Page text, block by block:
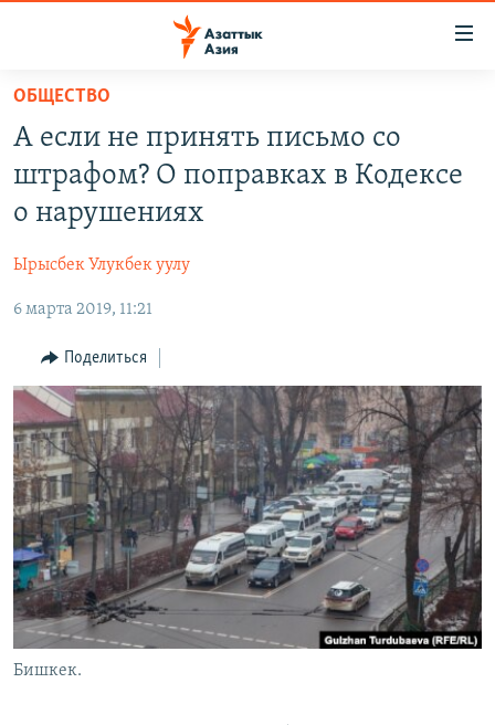
Вернуться
основному
содержанию
Вернутся
главной
навигации
Вернутся
поиску
КАЗАХСТАН
ТАДЖИКИСТАН
НОВОСТИ
ВОЙНА В УКРАИНЕ
КЫРГЫЗЧА
ЎЗБЕКЧА
ТОҶИКӢ
TÜRKMENÇE
Все сайты РСЕ/РС
ОБЩЕСТВО
А если не принять письмо со
штрафом? О поправках в Кодексе
о нарушениях
Ырысбек Улукбек уулу
6 марта 2019, 11:21
Поделиться
Бишкек.